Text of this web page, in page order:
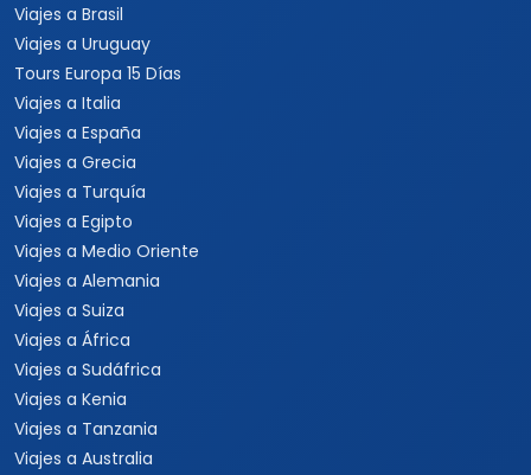
Viajes a Brasil
Viajes a Uruguay
Tours Europa 15 Días
Viajes a Italia
Viajes a España
Viajes a Grecia
Viajes a Turquía
Viajes a Egipto
Viajes a Medio Oriente
Viajes a Alemania
Viajes a Suiza
Viajes a África
Viajes a Sudáfrica
Viajes a Kenia
Viajes a Tanzania
Viajes a Australia